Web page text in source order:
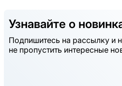
Узнавайте о
Подпишитесь на рассылку и
не пропустить интересные